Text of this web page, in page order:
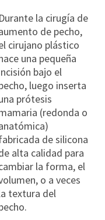
Durante la cirugía de
de pecho,
cirujano plástico
una pequeña
bajo el
luego inserta
prótesis
(redonda o
de silicona
alta calidad para
la forma, el
o a veces
textura del